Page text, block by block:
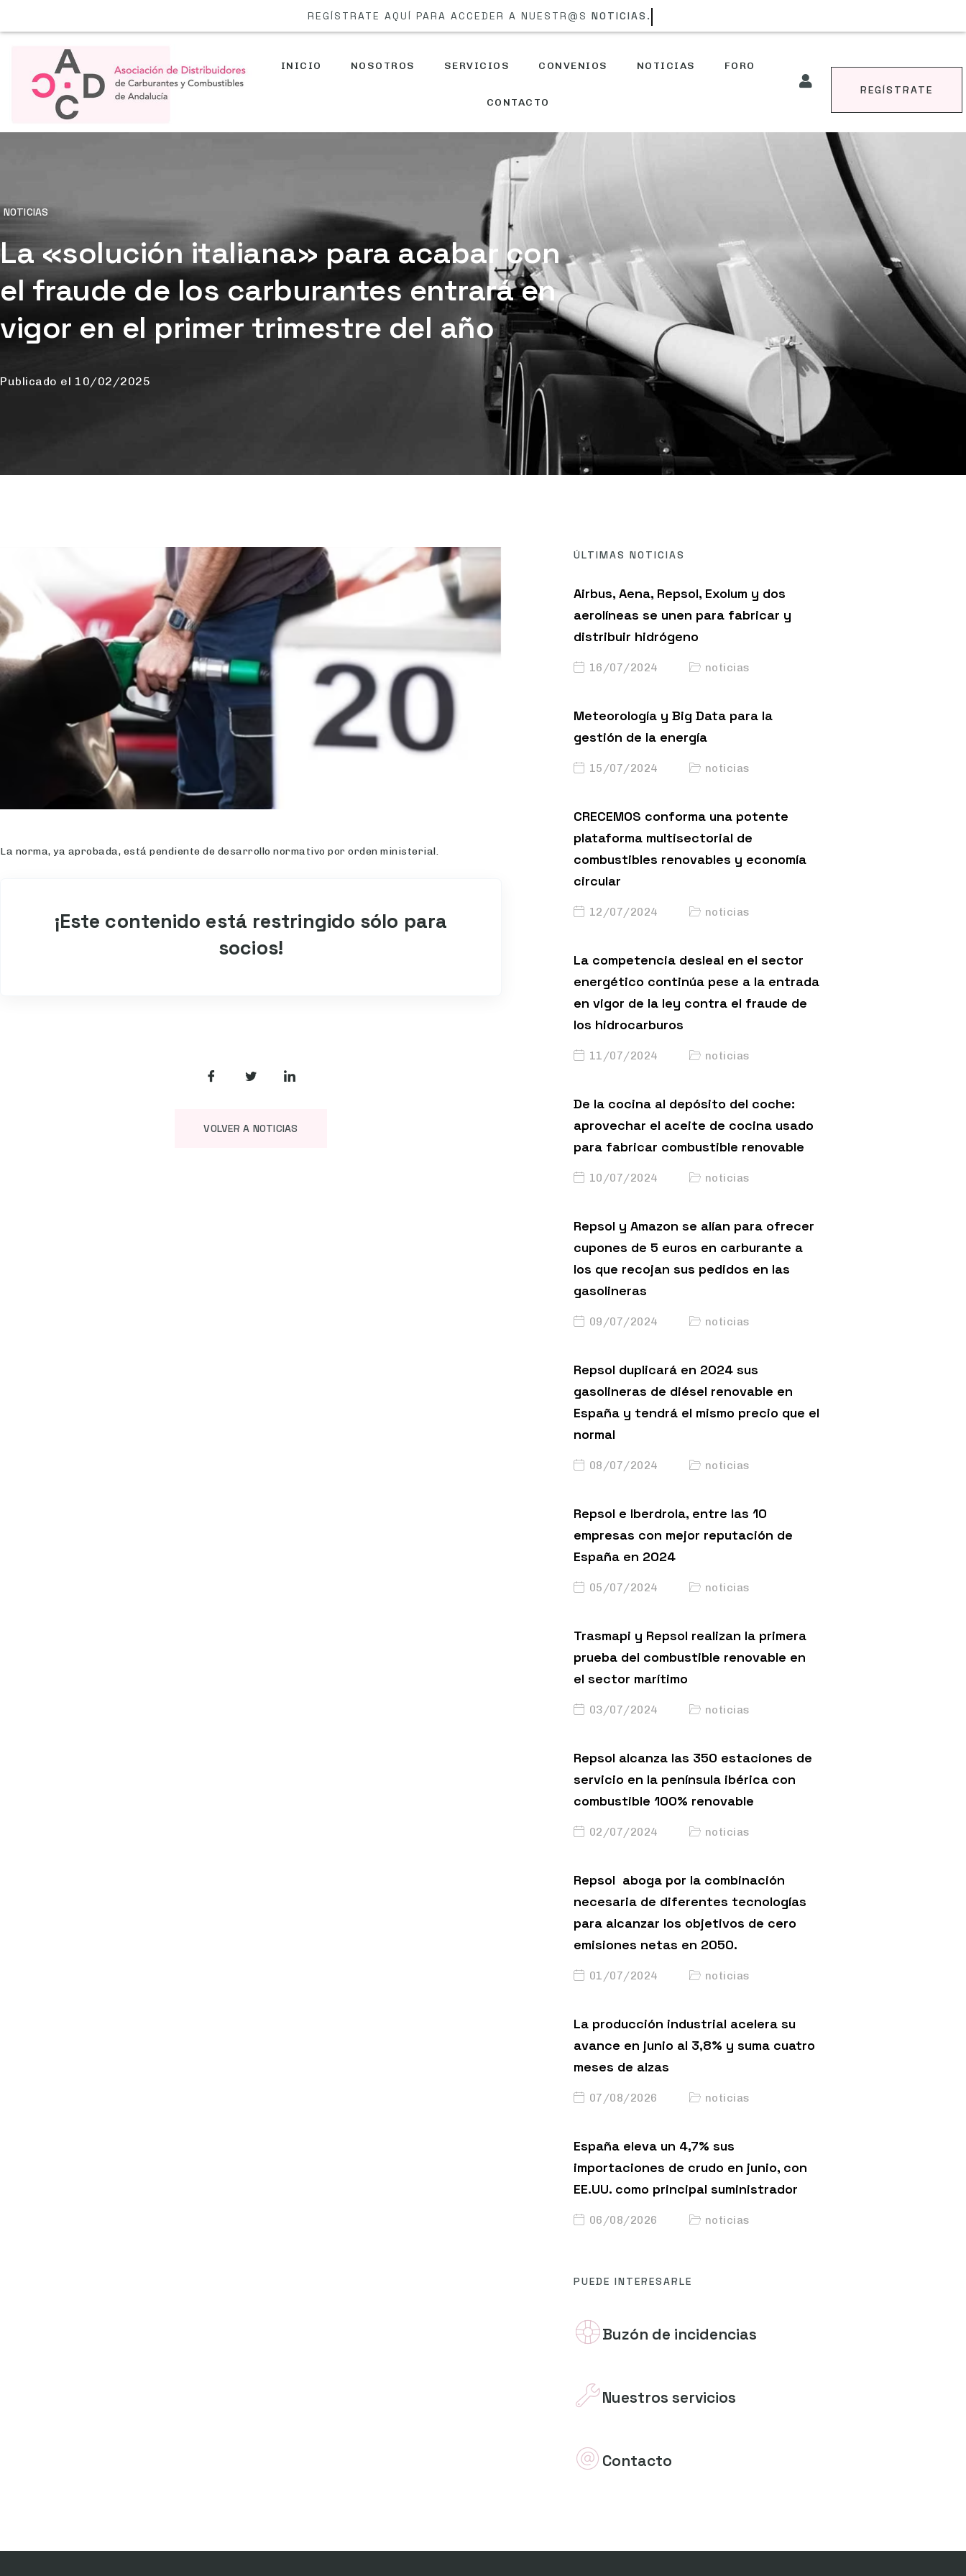
REGÍSTRATE AQUÍ PARA ACCEDER A NUESTR@S NOTICIAS.
INICIO NOSOTROS SERVICIOS CONVENIOS NOTICIAS FORO
CONTACTO
REGÍSTRATE
NOTICIAS
La «solución italiana» para acabar con
el fraude de los carburantes entrará en
vigor en el primer trimestre del año
Publicado el 10/02/2025
La norma, ya aprobada, está pendiente de desarrollo normativo por orden ministerial.
¡Este contenido está restringido sólo para
socios!
VOLVER A NOTICIAS
ÚLTIMAS NOTICIAS
Airbus, Aena, Repsol, Exolum y dos
aerolíneas se unen para fabricar y
distribuir hidrógeno
16/07/2024 noticias
Meteorología y Big Data para la
gestión de la energía
15/07/2024 noticias
CRECEMOS conforma una potente
plataforma multisectorial de
combustibles renovables y economía
circular
12/07/2024 noticias
La competencia desleal en el sector
energético continúa pese a la entrada
en vigor de la ley contra el fraude de
los hidrocarburos
11/07/2024 noticias
De la cocina al depósito del coche:
aprovechar el aceite de cocina usado
para fabricar combustible renovable
10/07/2024 noticias
Repsol y Amazon se alían para ofrecer
cupones de 5 euros en carburante a
los que recojan sus pedidos en las
gasolineras
09/07/2024 noticias
Repsol duplicará en 2024 sus
gasolineras de diésel renovable en
España y tendrá el mismo precio que el
normal
08/07/2024 noticias
Repsol e Iberdrola, entre las 10
empresas con mejor reputación de
España en 2024
05/07/2024 noticias
Trasmapi y Repsol realizan la primera
prueba del combustible renovable en
el sector marítimo
03/07/2024 noticias
Repsol alcanza las 350 estaciones de
servicio en la península ibérica con
combustible 100% renovable
02/07/2024 noticias
Repsol aboga por la combinación
necesaria de diferentes tecnologías
para alcanzar los objetivos de cero
emisiones netas en 2050.
01/07/2024 noticias
La producción industrial acelera su
avance en junio al 3,8% y suma cuatro
meses de alzas
07/08/2026 noticias
España eleva un 4,7% sus
importaciones de crudo en junio, con
EE.UU. como principal suministrador
06/08/2026 noticias
PUEDE INTERESARLE
Buzón de incidencias
Nuestros servicios
Contacto